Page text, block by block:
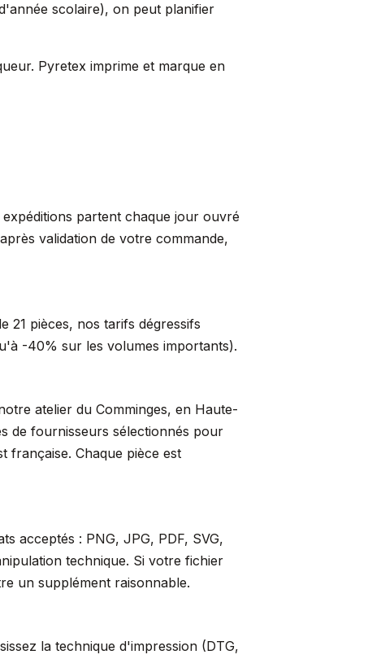
scolaire), on peut planifier
Pyretex imprime et marque en
partent chaque jour ouvré
validation de votre commande,
21 pièces, nos tarifs dégressifs
-40% sur les volumes importants).
atelier du Comminges, en Haute-
de fournisseurs sélectionnés pour
française. Chaque pièce est
acceptés : PNG, JPG, PDF, SVG,
technique. Si votre fichier
un supplément raisonnable.
la technique d'impression (DTG,